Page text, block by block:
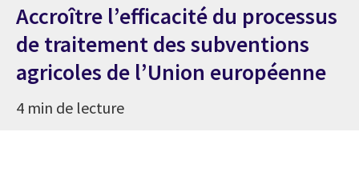
Accroître l’efficacité du processus
de traitement des subventions
agricoles de l’Union européenne
4 min de lecture